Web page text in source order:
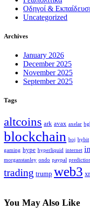
Οδηγοί &
Uncategorized
Archives
January 2026
December 2025
November 2025
September 2025
Tags
altcoins ark avax axelar
blockchain boj bybit
gaming hype hyperliquid internet
morganstanley ondo paypal
trading trump web3
You May Also Like